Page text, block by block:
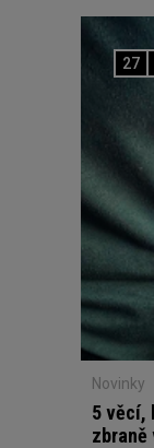
27
Novinky
5 věcí,
zbraně